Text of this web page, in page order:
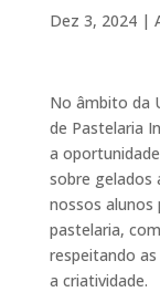
Dez 3, 2024|
No âmbito da
de Pastelaria
a
sobre gelados
nossos alunos
pastelaria,
respeitando
a criatividade.